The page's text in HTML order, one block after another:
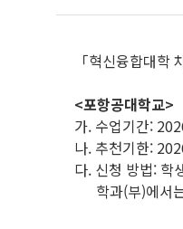
「혁신융합대
<포항공대학교>
가. 수업기간:
나. 추천기한:
다. 신청 방법: 학
학과(부)에서